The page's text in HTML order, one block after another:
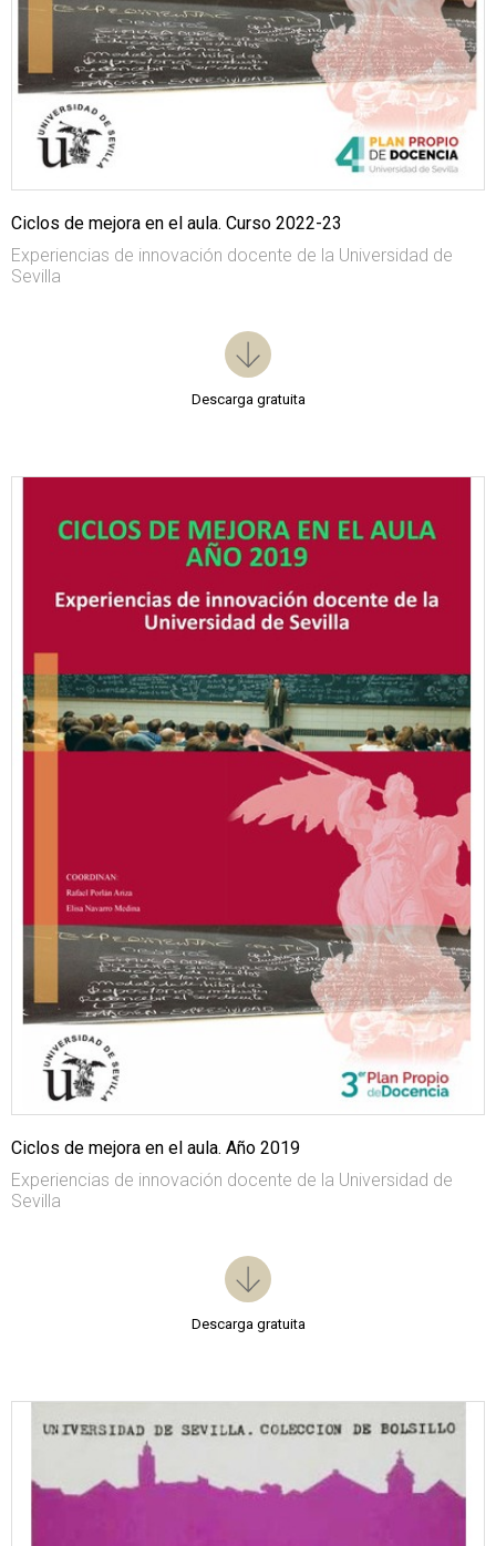
Ciclos de mejora en el aula. Curso 2022-23
Experiencias de innovación docente de la Universidad de
Sevilla
Descarga gratuita
Ciclos de mejora en el aula. Año 2019
Experiencias de innovación docente de la Universidad de
Sevilla
Descarga gratuita